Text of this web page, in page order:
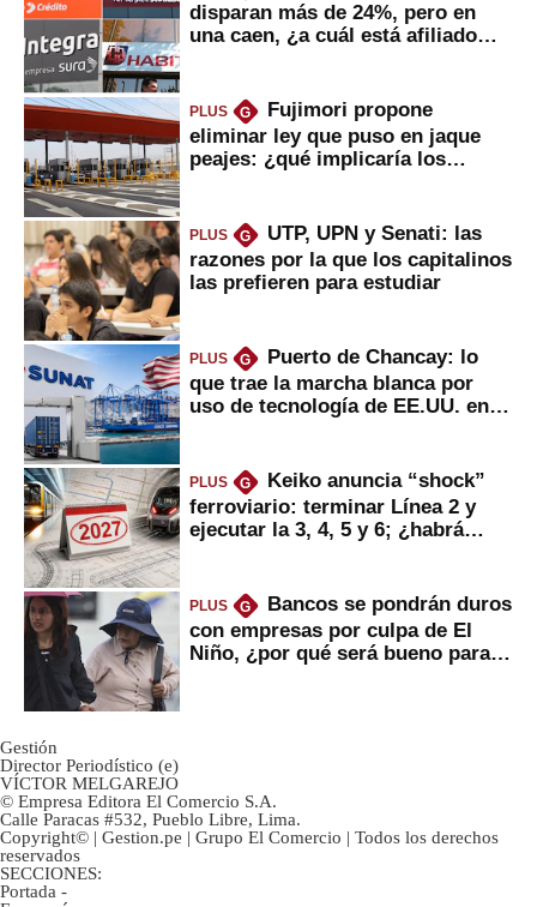
disparan más de 24%, pero en
una caen, ¿a cuál está afiliado
PLUS G
Fujimori propone
eliminar ley que puso en jaque
peajes: ¿qué implicaría los
PLUS G
UTP, UPN y Senati: las
razones por la que los capitalinos
las prefieren para estudiar
PLUS G
Puerto de Chancay: lo
que trae la marcha blanca por
uso de tecnología de EE.UU. en
PLUS G
Keiko anuncia “shock”
ferroviario: terminar Línea 2 y
ejecutar la 3, 4, 5 y 6; ¿habrá
PLUS G
Bancos se pondrán duros
con empresas por culpa de El
Niño, ¿por qué será bueno para
Gestión
Director Periodístico (e)
VÍCTOR MELGAREJO
© Empresa Editora El Comercio S.A.
Calle Paracas #532, Pueblo Libre, Lima.
Copyright© | Gestion.pe | Grupo El Comercio | Todos los derechos
reservados
SECCIONES:
Portada -